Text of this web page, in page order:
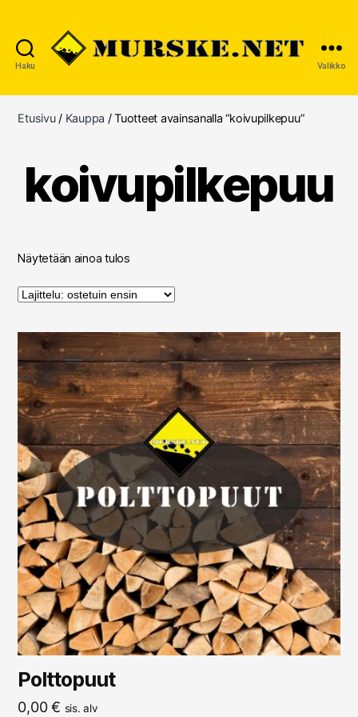
Haku Valikko
Etusivu/ Kauppa / Tuotteet avainsanalla “koivupilkepuu”
koivupilkepuu
Näytetään ainoa tulos
Polttopuut
0,00€ sis. alv